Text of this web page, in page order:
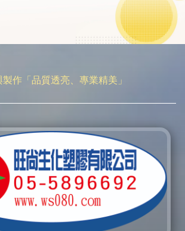
作「品質透亮、專業精美」